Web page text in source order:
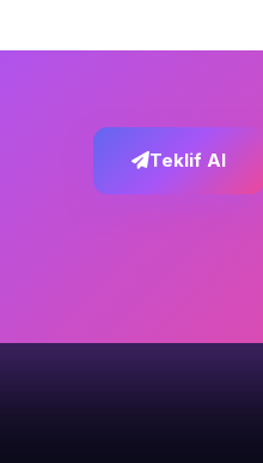
Teklif Al